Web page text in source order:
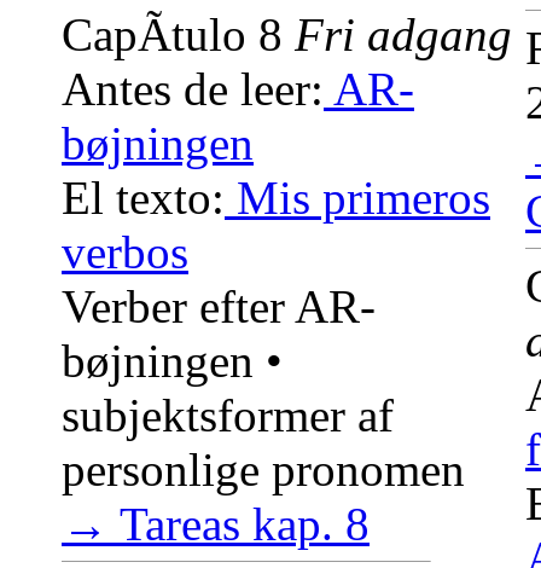
CapÃ­tulo 8 Fri adgang
Antes de leer: AR-
bøjningen
El texto: Mis primeros
verbos
Verber efter AR-
bøjningen •
subjektsformer af
personlige pronomen
→ Tareas kap. 8